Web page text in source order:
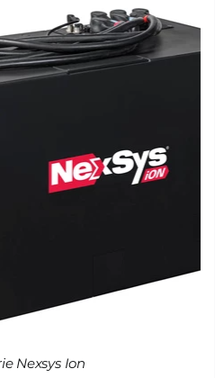
Nexsys Ion